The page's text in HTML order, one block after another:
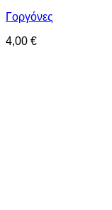
Γοργόνες
4,00 €